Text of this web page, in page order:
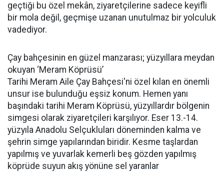
geçtiği bu özel mekân, ziyaretçilerine sadece keyifli
bir mola değil, geçmişe uzanan unutulmaz bir yolculuk
vadediyor.
Çay bahçesinin en güzel manzarası; yüzyıllara meydan
okuyan ‘Meram Köprüsü’
Tarihi Meram Aile Çay Bahçesi'ni özel kılan en önemli
unsur ise bulunduğu eşsiz konum. Hemen yanı
başındaki tarihi Meram Köprüsü, yüzyıllardır bölgenin
simgesi olarak ziyaretçileri karşılıyor. Eser 13.-14.
yüzyıla Anadolu Selçukluları döneminden kalma ve
şehrin simge yapılarından biridir. Kesme taşlardan
yapılmış ve yuvarlak kemerli beş gözden yapılmış
köprüde suyun akış yönüne sel yaranlar